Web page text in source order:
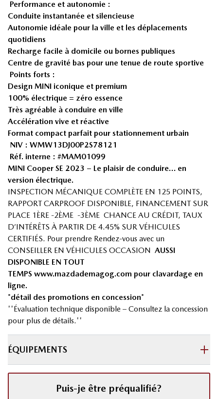
Performance et autonomie :
Conduite instantanée et silencieuse
Autonomie idéale pour la ville et les déplacements
quotidiens
Recharge facile à domicile ou bornes publiques
Centre de gravité bas pour une tenue de route sportive
Points forts :
Design MINI iconique et premium
100% électrique = zéro essence
Très agréable à conduire en ville
Accélération vive et réactive
Format compact parfait pour stationnement urbain
NIV : WMW13DJ00P2S78121
Réf. interne : #MAM01099
MINI Cooper SE 2023 – Le plaisir de conduire… en
version électrique.
INSPECTION MÉCANIQUE COMPLÈTE EN 125 POINTS,
RAPPORT CARPROOF DISPONIBLE, FINANCEMENT SUR
PLACE 1ÈRE -2ÈME -3ÈME CHANCE AU CRÉDIT, TAUX
D’INTÉRÊTS À PARTIR DE 4.45% SUR VÉHICULES
CERTIFIÉS. Pour prendre Rendez-vous avec un
CONSEILLER EN VÉHICULES OCCASION AUSSI
DISPONIBLE EN TOUT
TEMPS www.mazdademagog.com pour clavardage en
ligne.
*détail des promotions en concession*
''Évaluation technique disponible – Consultez la concession
pour plus de détails.''
ÉQUIPEMENTS
Puis-je être préqualifié?